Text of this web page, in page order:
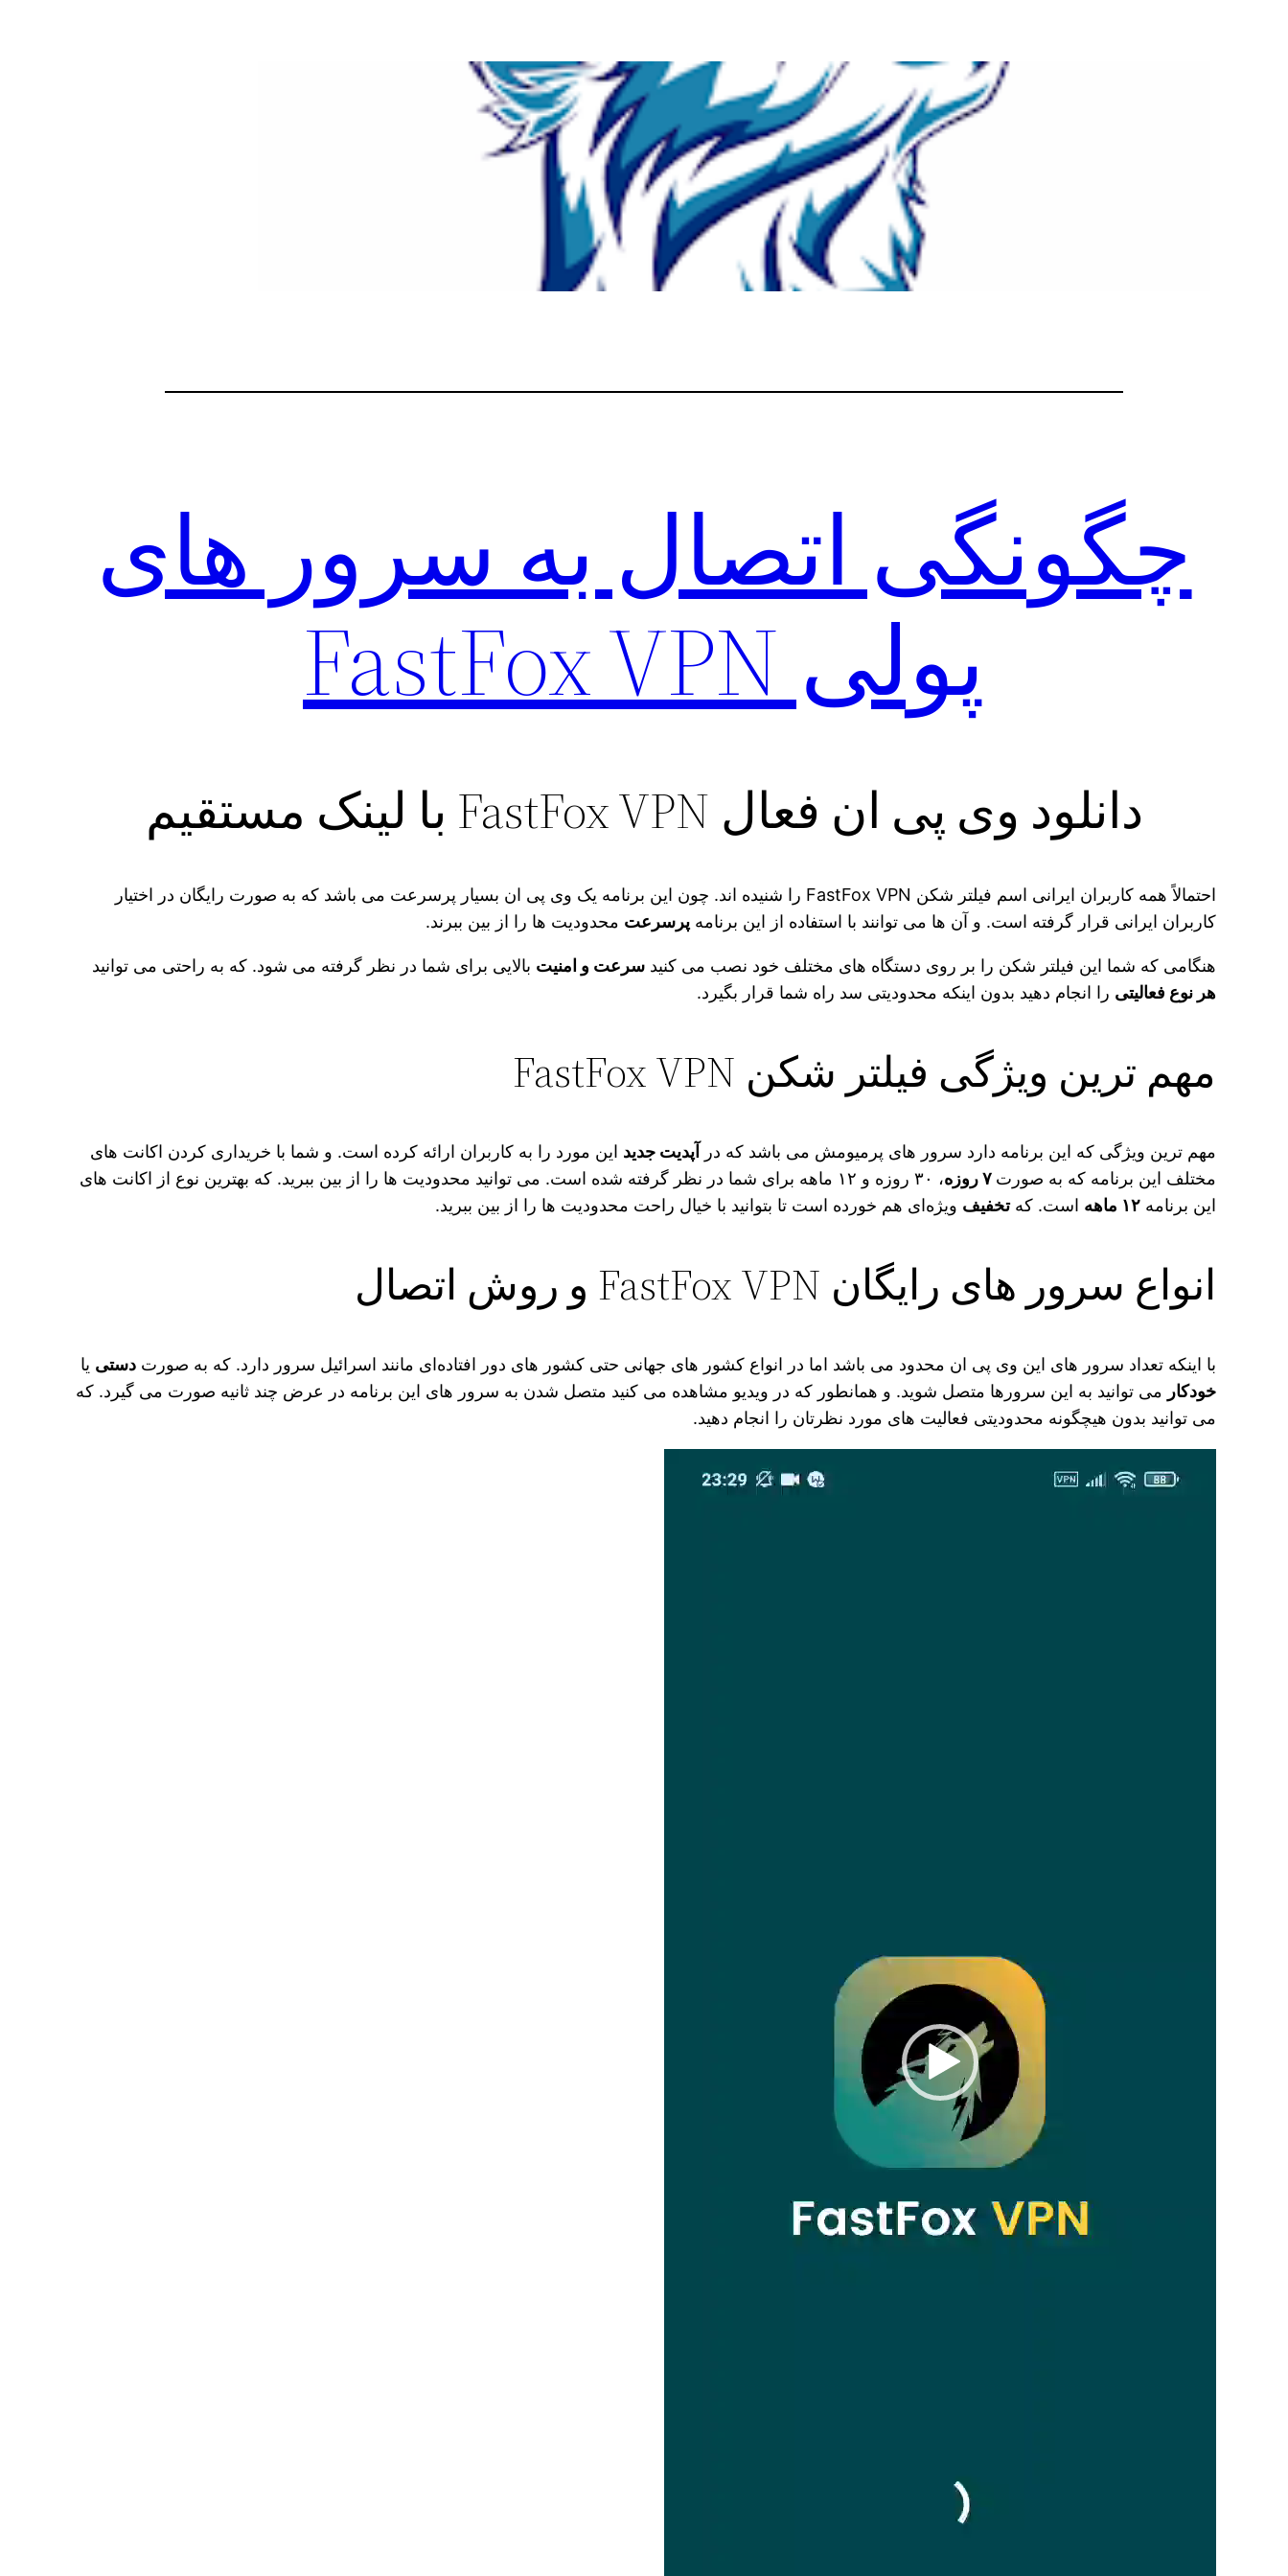
چگونگی اتصال به سرور های
پولی FastFox VPN
دانلود وی پی ان فعال FastFox VPN با لینک مستقیم
احتمالاً همه کاربران ایرانی اسم فیلتر شکن FastFox VPN را شنیده اند. چون این برنامه یک وی پی ان بسیار پرسرعت می‌ باشد که به صورت رایگان در اختیار
کاربران ایرانی قرار گرفته است. و آن ها می‌ توانند با استفاده از این برنامهپرسرعت محدودیت‌ ها را از بین ببرند.
هنگامی که شما این فیلتر شکن را بر روی دستگاه‌ های مختلف خود نصب می‌ کنیدسرعت و امنیت بالایی برای شما در نظر گرفته می‌ شود. که به راحتی می‌ توانید
هر نوع فعالیتی را انجام دهید بدون اینکه محدودیتی سد راه شما قرار بگیرد.
مهم ترین ویژگی فیلتر شکن FastFox VPN
مهم ترین ویژگی که این برنامه دارد سرور های پرمیومش می‌ باشد که در آپدیت جدید این مورد را به کاربران ارائه کرده است. و شما با خریداری کردن اکانت‌ های
مختلف این برنامه که به صورت ۷ روزه
، ۳۰ روزه و ۱۲ ماهه برای شما در نظر گرفته شده است. می‌ توانید محدودیت‌ ها را از بین ببرید. که بهترین نوع از اکانت‌ های
این برنامه۱۲ ماهه است. کهتخفیف ویژه‌ای هم خورده است تا بتوانید با خیال راحت محدودیت‌ ها را از بین ببرید.
انواع سرور های رایگان FastFox VPN و روش اتصال
با اینکه تعداد سرور های این وی پی ان محدود می‌ باشد اما در انواع کشور های جهانی حتی کشور های دور افتاده‌ای مانند اسرائیل سرور دارد. که به صورتدستی یا
خودکار می‌ توانید به این سرورها متصل شوید. و همانطور که در ویدیو مشاهده می‌ کنید متصل شدن به سرور های این برنامه در عرض چند ثانیه صورت می‌ گیرد. که
می‌ توانید بدون هیچگونه محدودیتی فعالیت‌ های مورد نظرتان را انجام دهید.